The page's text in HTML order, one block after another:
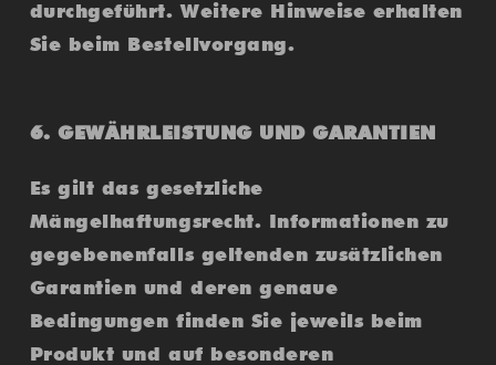
durchgeführt. Weitere Hinweise erhalten
Sie beim Bestellvorgang.
6. GEWÄHRLEISTUNG UND GARANTIEN
Es gilt das gesetzliche
Mängelhaftungsrecht. Informationen zu
gegebenenfalls geltenden zusätzlichen
Garantien und deren genaue
Bedingungen finden Sie jeweils beim
Produkt und auf besonderen